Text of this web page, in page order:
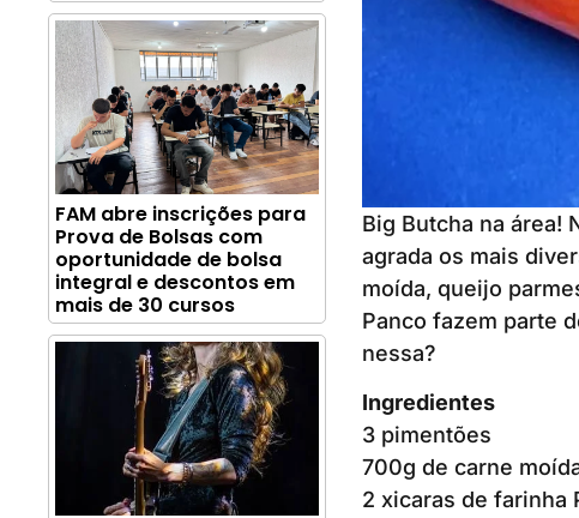
FAM abre inscrições para
Prova de Bolsas com
oportunidade de bolsa
integral e descontos em
mais de 30 cursos
Big Butcha na área!
agrada os mais
moída, queijo
Panco fazem parte
nessa?
Ingredientes
3 pimentões
700g de carne
2 xicaras de farinha